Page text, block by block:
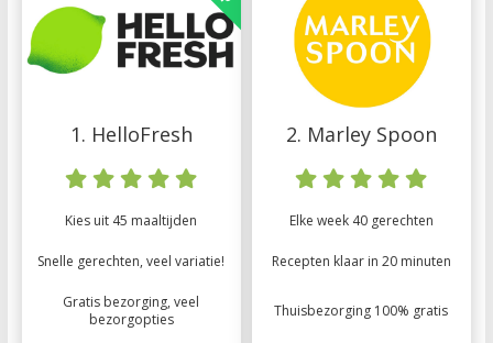
1. HelloFresh
Kies uit 45 maaltijden
Snelle gerechten, veel variatie!
Gratis bezorging, veel
bezorgopties
2. Marley Spoon
Elke week 40 gerechten
Recepten klaar in 20 minuten
Thuisbezorging 100% gratis